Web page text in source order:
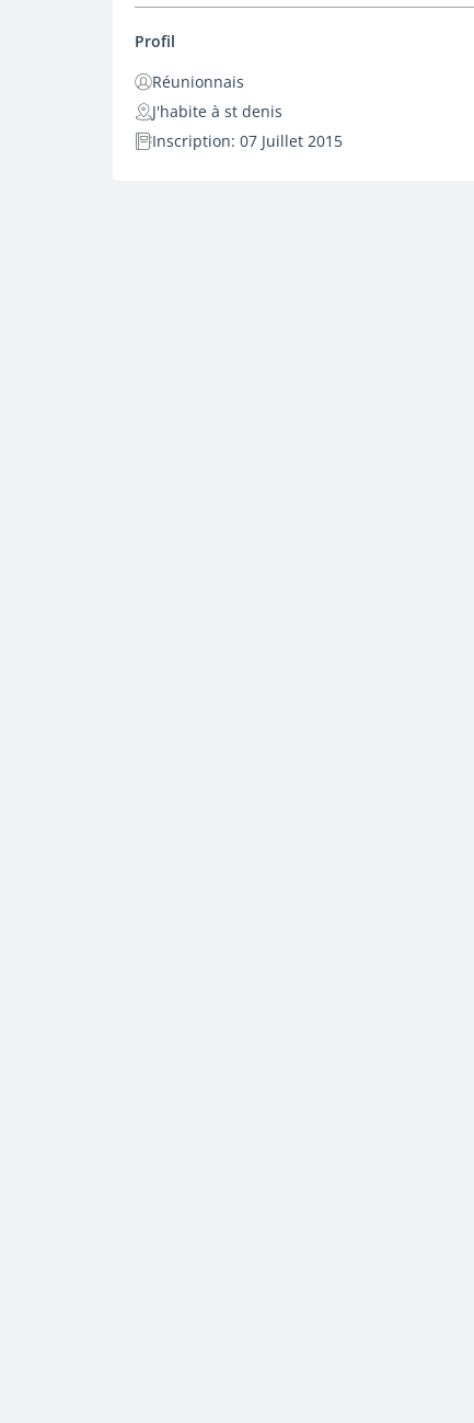
Profil
Réunionnais
J'habite à st denis
Inscription: 07 Juillet 2015